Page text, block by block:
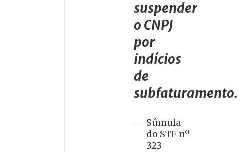
suspender
o CNPJ
por
indícios
de
subfaturamento.
Súmula
do STF nº
323